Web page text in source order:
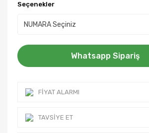
Seçenekler
Whatsapp Sipariş
FIYAT ALARMI
TAVSIYE ET